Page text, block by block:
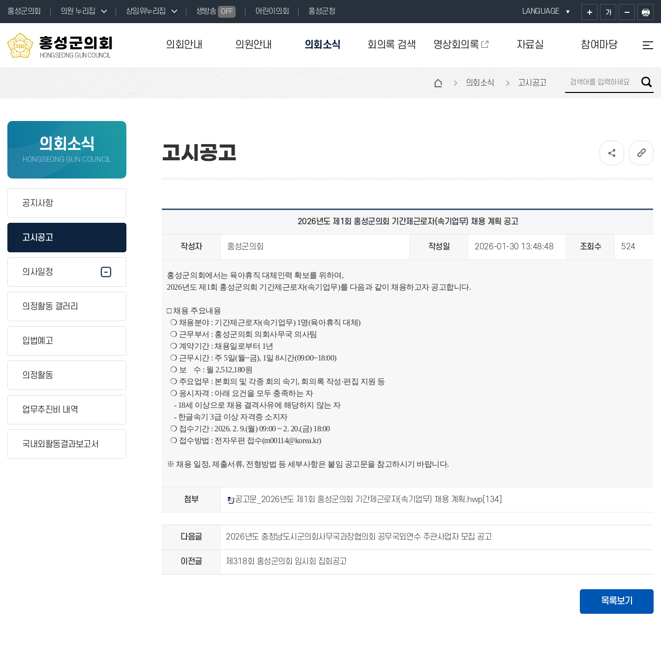
홍성군의회 의원 누리집 상임위누리집 생방송 OFF 어린이의회 홍성군청 LANGUAGE 가
홍성군의회
HONGSEONG GUN COUNCIL
의회안내 의원안내 의회소식 회의록 검색 영상회의록 자료실 참여마당
의회소식 고시공고
의회소식
HONGSEONG GUN COUNCIL
공지사항
고시공고
의사일정
의정활동 갤러리
입법예고
의정활동
업무추진비 내역
국내외활동결과보고서
고시공고
2026년도 제1회 홍성군의회 기간제근로자(속기업무) 채용 계획 공고
작성자 홍성군의회 작성일 2026-01-30 13:48:48 조회수 524
홍성군의회에서는 육아휴직 대체인력 확보를 위하여,
2026년도 제1회 홍성군의회 기간제근로자(속기업무)를 다음과 같이 채용하고자 공고합니다.
□ 채용 주요내용
❍ 채용분야 : 기간제근로자(속기업무) 1명(육아휴직 대체)
❍ 근무부서 : 홍성군의회 의회사무국 의사팀
❍ 계약기간 : 채용일로부터 1년
❍ 근무시간 : 주 5일(월~금), 1일 8시간(09:00~18:00)
❍ 보 수 : 월 2,512,180원
❍ 주요업무 : 본회의 및 각종 회의 속기, 회의록 작성·편집 지원 등
❍ 응시자격 : 아래 요건을 모두 충족하는 자
- 18세 이상으로 채용 결격사유에 해당하지 않는 자
- 한글속기 3급 이상 자격증 소지자
❍ 접수기간 : 2026. 2. 9.(월) 09:00 ~ 2. 20.(금) 18:00
❍ 접수방법 : 전자우편 접수(m00114@korea.kr)
※ 채용 일정, 제출서류, 전형방법 등 세부사항은 붙임 공고문을 참고하시기 바랍니다.
첨부 공고문_2026년도 제1회 홍성군의회 기간제근로자(속기업무) 채용 계획.hwp[134]
다음글 2026년도 충청남도시군의회사무국과장협의회 공무국외연수 주관사업자 모집 공고
이전글 제318회 홍성군의회 임시회 집회공고
목록보기